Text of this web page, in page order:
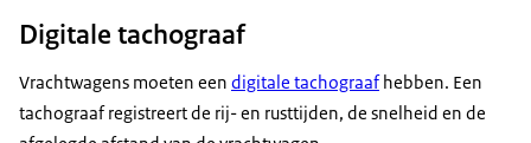
Digitale tachograaf
Vrachtwagens moeten een digitale tachograafhebben. Een
tachograaf registreert de rij- en rusttijden, de snelheid en de